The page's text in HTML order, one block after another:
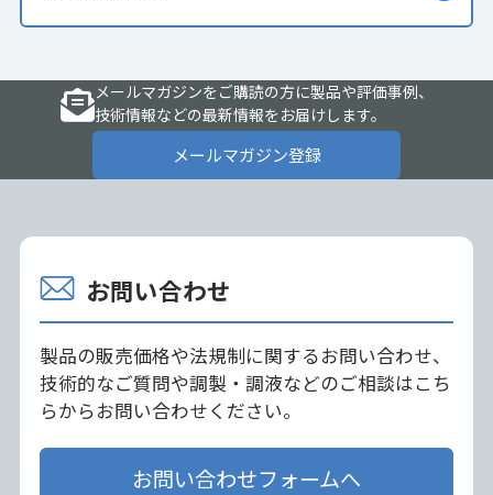
メールマガジンをご購読の方に製品や評価事例、
技術情報などの最新情報をお届けします。
メールマガジン登録
お問い合わせ
製品の販売価格や法規制に関するお問い合わせ、
技術的なご質問や調製・調液などのご相談はこち
らからお問い合わせください。
お問い合わせフォームへ